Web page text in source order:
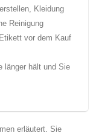
Kleidung
Reinigung
vor dem Kauf
länger hält und Sie
erläutert. Sie